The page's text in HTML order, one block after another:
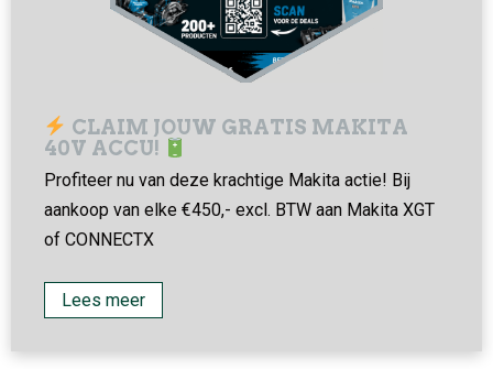
CLAIM JOUW GRATIS MAKITA
40V ACCU!
Profiteer nu van deze krachtige Makita actie! Bij
aankoop van elke €450,- excl. BTW aan Makita XGT
of CONNECTX
Lees meer